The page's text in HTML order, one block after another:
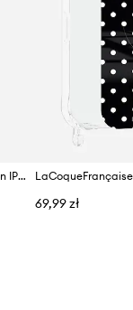
LaCoqueFrançaise etui na telefon IPHONE 17 PRO
69,99 zł